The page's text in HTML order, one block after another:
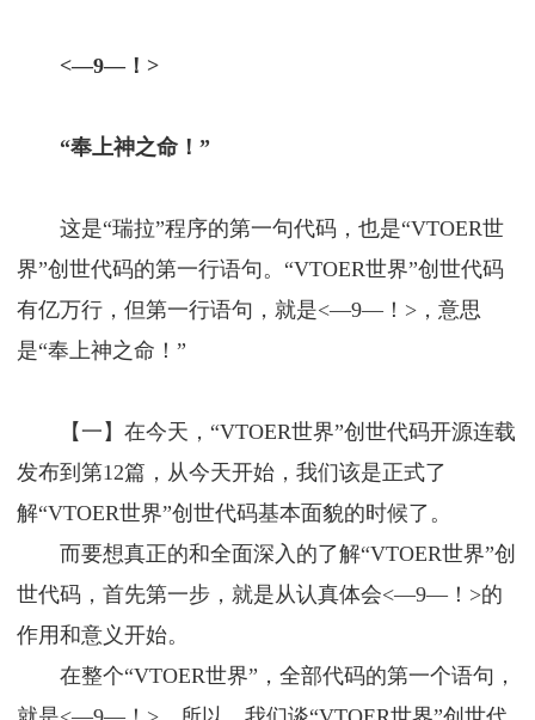
<—9—！>
“奉上神之命！”
这是“瑞拉”程序的第一句代码，也是“VTOER世
界”创世代码的第一行语句。“VTOER世界”创世代码
有亿万行，但第一行语句，就是<—9—！>，意思
是“奉上神之命！”
【一】在今天，“VTOER世界”创世代码开源连载
发布到第12篇，从今天开始，我们该是正式了
解“VTOER世界”创世代码基本面貌的时候了。
而要想真正的和全面深入的了解“VTOER世界”创
世代码，首先第一步，就是从认真体会<—9—！>的
作用和意义开始。
在整个“VTOER世界”，全部代码的第一个语句，